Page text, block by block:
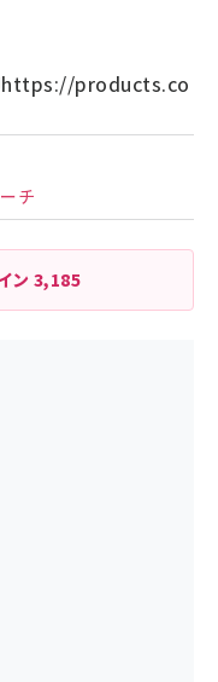
https://products.co
チ
ン 3,185